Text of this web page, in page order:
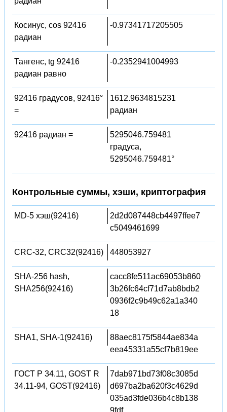
Косинус, cos 92416
радиан
-0.97341717205505
Тангенс, tg 92416
радиан равно
-0.2352941004993
92416 градусов, 92416°
=
1612.9634815231
радиан
92416 радиан =
5295046.759481
градуса,
5295046.759481°
Контрольные суммы, хэши, криптография
MD-5 хэш(92416)
2d2d087448cb4497ffee7
c5049461699
CRC-32, CRC32(92416) 448053927
SHA-256 hash,
SHA256(92416)
cacc8fe511ac69053b860
3b26fc64cf71d7ab8bdb2
0936f2c9b49c62a1a340
18
SHA1, SHA-1(92416)
88aec8175f5844ae834a
eea45331a55cf7b819ee
ГОСТ Р 34.11, GOST R
34.11-94, GOST(92416)
7dab971bd73f08c3085d
d697ba2ba620f3c4629d
035ad3fde036b4c8b138
9fdf